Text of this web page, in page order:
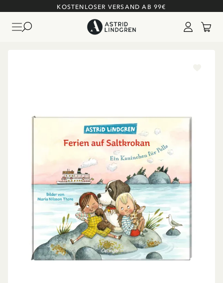
KOSTENLOSER VERSAND AB 99€